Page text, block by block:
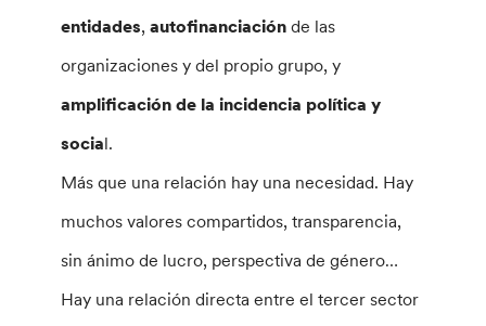
entidades,autofinanciación de las
organizaciones y del propio grupo, y
amplificación de la incidencia política y
social.
Más que una relación hay una necesidad. Hay
muchos valores compartidos, transparencia,
sin ánimo de lucro, perspectiva de género…
Hay una relación directa entre el tercer sector